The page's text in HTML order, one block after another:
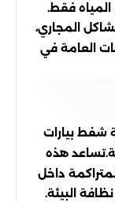
المياه فقط.
المجاري،
العامة في
شفط بيارات
تساعد هذه
داخل
البيئة.